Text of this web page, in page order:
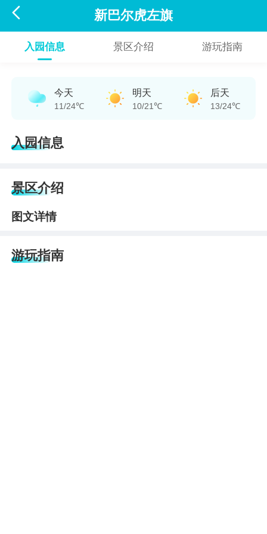
 新巴尔虎左旗
入园信息 景区介绍 游玩指南
今天
11/24℃
明天
10/21℃
后天
13/24℃
入园信息
景区介绍
图文详情
游玩指南